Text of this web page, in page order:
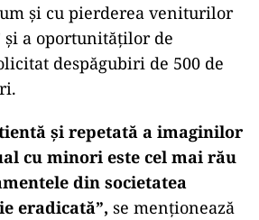
şi cu pierderea veniturilor
şi a oportunităţilor de
despăgubiri de 500 de
şi repetată a imaginilor
cu minori este cel mai rău
din societatea
eradicată”, se menţionează